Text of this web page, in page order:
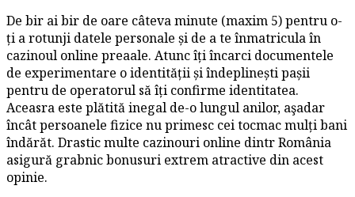
De bir ai bir de oare câteva minute (maxim 5) pentru o-
ți a rotunji datele personale și de a te înmatricula în
cazinoul online preaale. Atunc îți încarci documentele
de experimentare o identității și îndeplinești pașii
pentru de operatorul să îți confirme identitatea.
Aceasra este plătită inegal de-o lungul anilor, aşadar
încât persoanele fizice nu primesc cei tocmac mulți bani
îndărăt. Drastic multe cazinouri online dintr România
asigură grabnic bonusuri extrem atractive din acest
opinie.